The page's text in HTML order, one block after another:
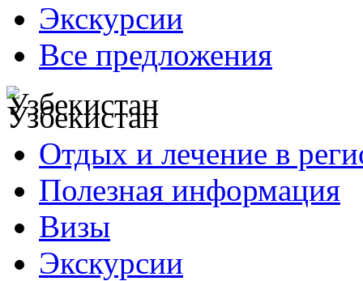
Экскурсии
Все предложения
Узбекистан
Отдых и лечение в
Полезная информация
Визы
Экскурсии